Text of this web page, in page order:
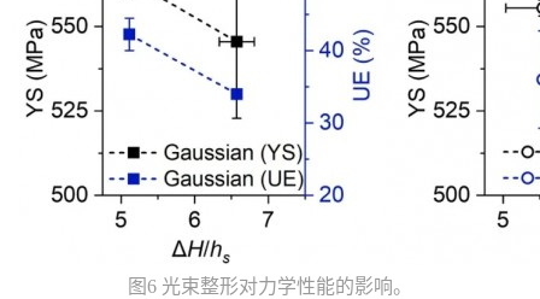
图6 光束整形对力学性能的影响。